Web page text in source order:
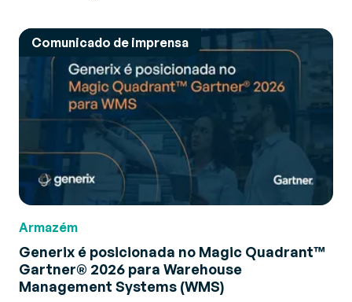
Comunicado de imprensa
Armazém
Generix é posicionada no Magic Quadrant™
Gartner® 2026 para Warehouse
Management Systems (WMS)